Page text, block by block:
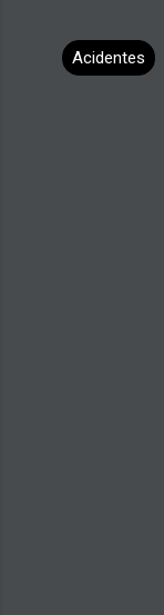
Acidentes